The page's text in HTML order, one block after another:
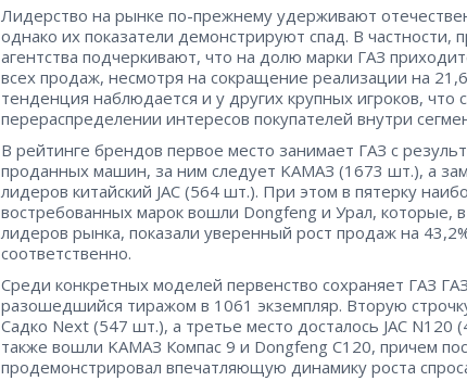
Лидерство на рынке по-прежнему удерживают
однако их показатели демонстрируют спад. В частности,
агентства подчеркивают, что на долю марки ГАЗ
всех продаж, несмотря на сокращение реализации на
тенденция наблюдается и у других крупных игроков, что
перераспределении интересов покупателей внутри
В рейтинге брендов первое место занимает ГАЗ с
проданных машин, за ним следует KAMAЗ (1673 шт.), а
лидеров китайский JAC (564 шт.). При этом в пятерку
востребованных марок вошли Dongfeng и Урал, которые,
лидеров рынка, показали уверенный рост продаж на
соответственно.
Среди конкретных моделей первенство сохраняет ГАЗ
разошедшийся тиражом в 1061 экземпляр. Вторую
Садко Next (547 шт.), а третье место досталось JAC N120
также вошли KAMAЗ Компас 9 и Dongfeng C120, причем
продемонстрировал впечатляющую динамику роста